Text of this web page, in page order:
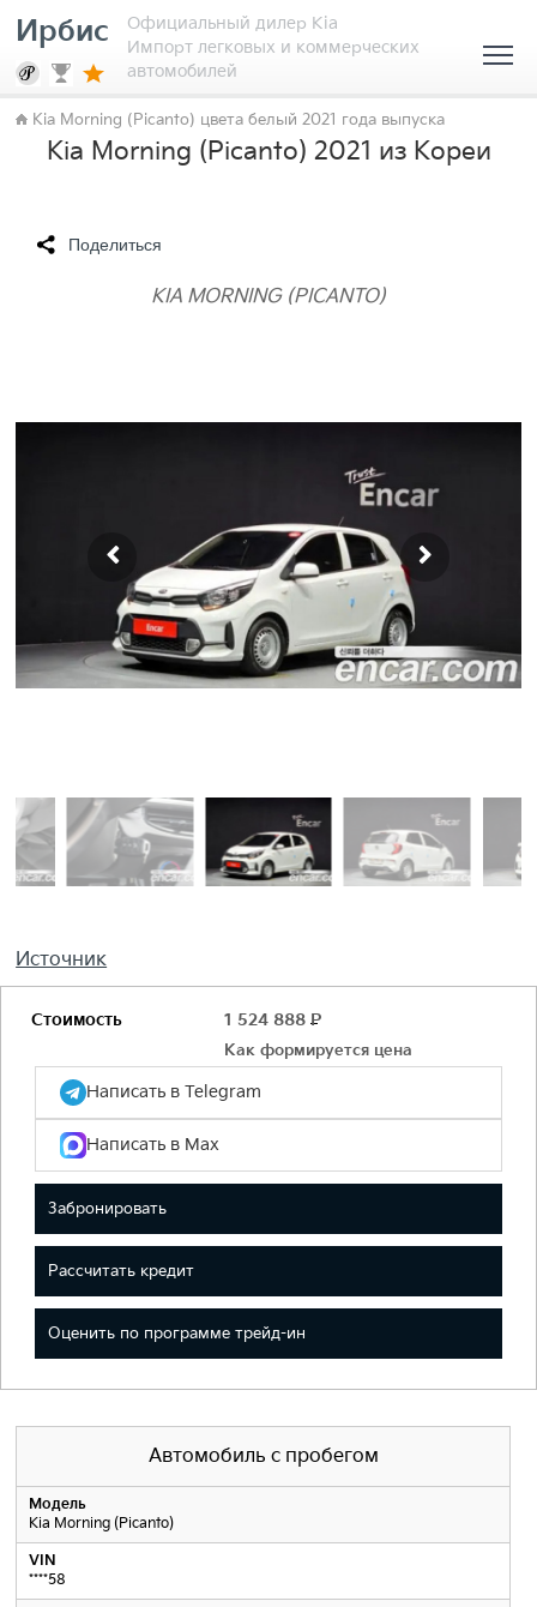
Ирбис
Официальный дилер Kia
Импорт легковых и коммерческих
автомобилей
Kia Morning (Picanto) цвета белый 2021 года выпуска
Kia Morning (Picanto) 2021 из Кореи
Поделиться
KIA MORNING (PICANTO)
Источник
Стоимость 1 524 888 Р
Как формируется цена
Написать в Telegram
Написать в Max
Забронировать
Рассчитать кредит
Оценить по программе трейд-ин
Автомобиль с пробегом
Модель
Kia Morning (Picanto)
VIN
****58